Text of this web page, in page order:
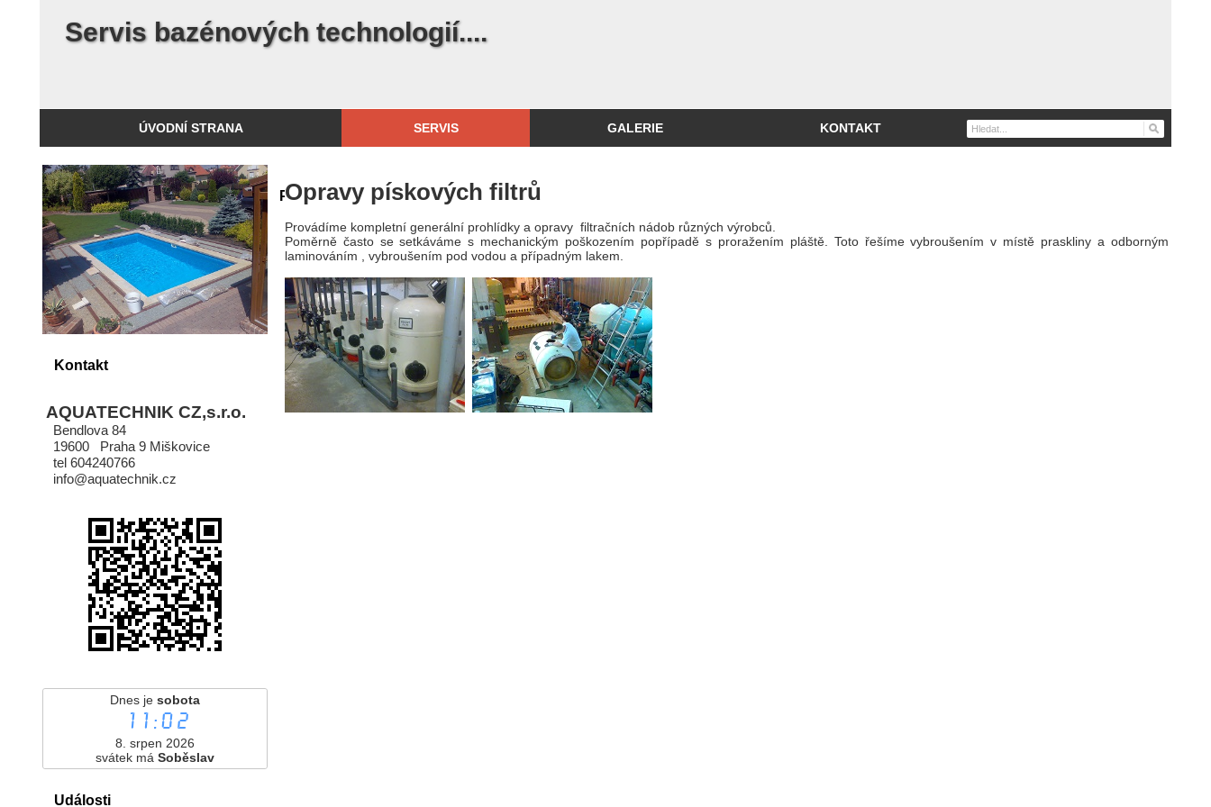
Servis bazénových technologií....
ÚVODNÍ STRANA SERVIS GALERIE KONTAKT
Kontakt
AQUATECHNIK CZ,s.r.o.
Bendlova 84
19600 Praha 9 Miškovice
tel 604240766
info@aquatechnik.cz
Dnes je sobota
11:02
8. srpen 2026
svátek má Soběslav
Události
Opravy pískových filtrů
Provádíme kompletní generální prohlídky a opravy filtračních nádob různých výrobců.
Poměrně často se setkáváme s mechanickým poškozením popřípadě s proražením pláště. Toto řešíme vybroušením v místě praskliny a odborným
laminováním , vybroušením pod vodou a případným lakem.
Přihlášení